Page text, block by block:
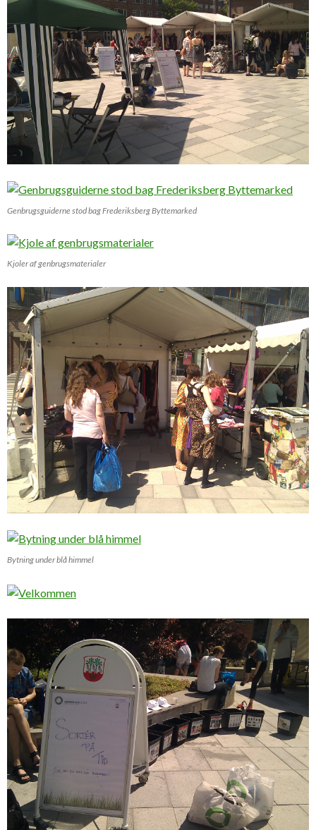
Genbrugsguiderne stod bag Frederiksberg Byttemarked
Kjoler af genbrugsmaterialer
Bytning under blå himmel